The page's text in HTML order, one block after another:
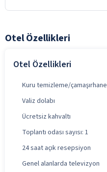
Otel Özellikleri
Otel Özellikleri
Kuru temizleme/çamaşırhane
Valiz dolabı
Ücretsiz kahvaltı
Toplantı odası sayısı: 1
24 saat açık resepsiyon
Genel alanlarda televizyon